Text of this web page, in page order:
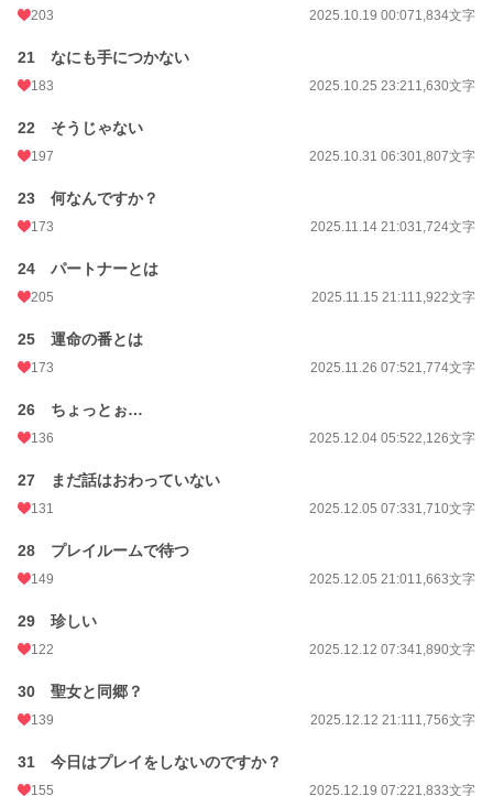
203 2025.10.19 00:071,834文字
21 なにも手につかない
183 2025.10.25 23:211,630文字
22 そうじゃない
197 2025.10.31 06:301,807文字
23 何なんですか？
173 2025.11.14 21:031,724文字
24 パートナーとは
205 2025.11.15 21:111,922文字
25 運命の番とは
173 2025.11.26 07:521,774文字
26 ちょっとぉ…
136 2025.12.04 05:522,126文字
27 まだ話はおわっていない
131 2025.12.05 07:331,710文字
28 プレイルームで待つ
149 2025.12.05 21:011,663文字
29 珍しい
122 2025.12.12 07:341,890文字
30 聖女と同郷？
139 2025.12.12 21:111,756文字
31 今日はプレイをしないのですか？
155 2025.12.19 07:221,833文字